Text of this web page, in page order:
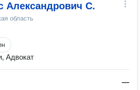
Александрович С.
область
Адвокат
—